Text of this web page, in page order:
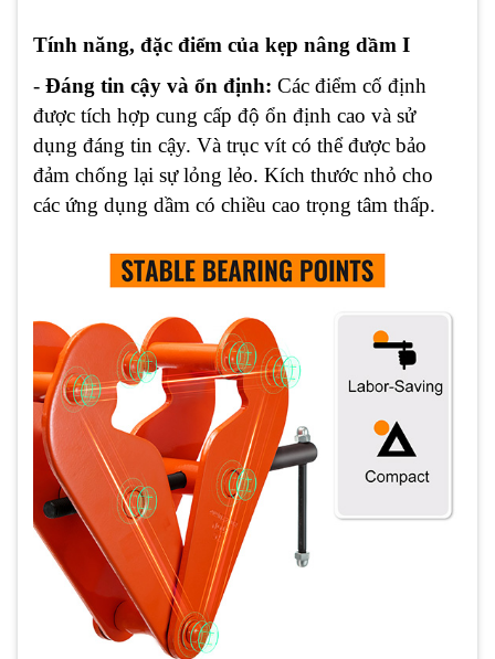
Tính năng, đặc điểm của kẹp nâng dầm I
- Đáng tin cậy và ổn định: Các điểm cố định
được tích hợp cung cấp độ ổn định cao và sử
dụng đáng tin cậy. Và trục vít có thể được bảo
đảm chống lại sự lỏng lẻo. Kích thước nhỏ cho
các ứng dụng dầm có chiều cao trọng tâm thấp.